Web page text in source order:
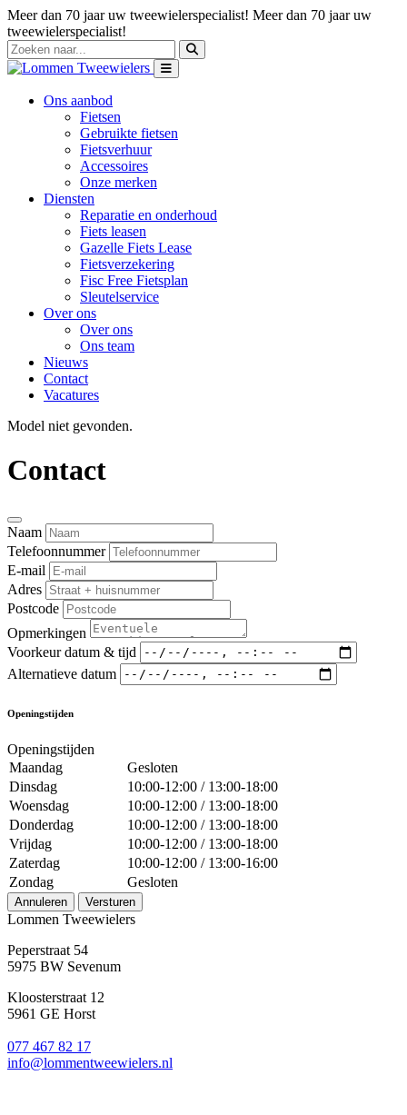
Meer dan 70 jaar uw tweewielerspecialist! Meer dan 70 jaar uw
tweewielerspecialist!
Ons aanbod
Fietsen
Gebruikte fietsen
Fietsverhuur
Accessoires
Onze merken
Diensten
Reparatie en onderhoud
Fiets leasen
Gazelle Fiets Lease
Fietsverzekering
Fisc Free Fietsplan
Sleutelservice
Over ons
Over ons
Ons team
Nieuws
Contact
Vacatures
Model niet gevonden.
Contact
Naam
Telefoonnummer
E-mail
Adres
Postcode
Opmerkingen
Voorkeur datum & tijd
Alternatieve datum
Openingstijden
Openingstijden
Maandag
Gesloten
Dinsdag
10:00-12:00 / 13:00-18:00
Woensdag
10:00-12:00 / 13:00-18:00
Donderdag
10:00-12:00 / 13:00-18:00
Vrijdag
10:00-12:00 / 13:00-18:00
Zaterdag
10:00-12:00 / 13:00-16:00
Zondag
Gesloten
Annuleren Versturen
Lommen Tweewielers
Peperstraat 54
5975 BW Sevenum
Kloosterstraat 12
5961 GE Horst
077 467 82 17
info@lommentweewielers.nl